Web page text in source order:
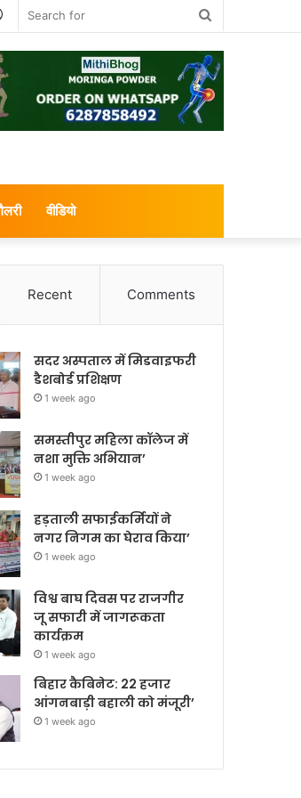
Log
वीडियो
Recent Comments
सदर अस्पताल में मिडवाइफरी
डैशबोर्ड प्रशिक्षण
1 week ago
समस्तीपुर महिला कॉलेज में
नशा मुक्ति अभियान’
1 week ago
हड़ताली सफाईकर्मियों ने
नगर निगम का घेराव किया’
1 week ago
विश्व बाघ दिवस पर राजगीर
जू सफारी में जागरूकता
कार्यक्रम
1 week ago
बिहार कैबिनेट: 22 हजार
आंगनबाड़ी बहाली को मंजूरी’
1 week ago